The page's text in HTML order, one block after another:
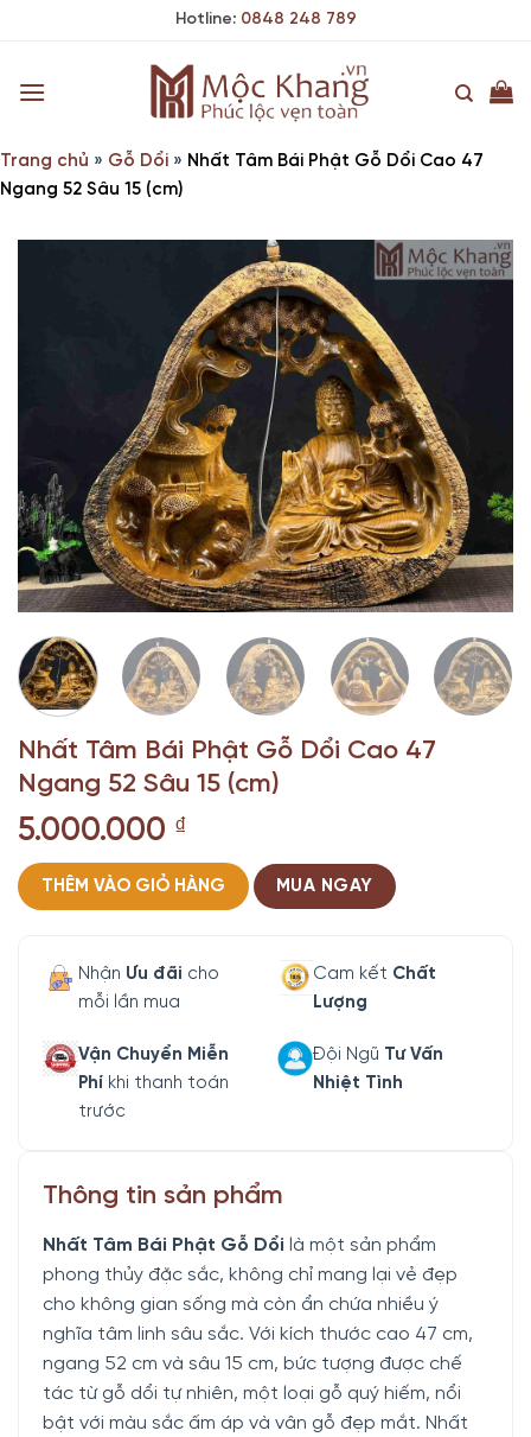
Hotline: 0848 248 789
Trang chủ » Gỗ Dổi » Nhất Tâm Bái Phật Gỗ Dổi Cao 47
Ngang 52 Sâu 15 (cm)
Nhất Tâm Bái Phật Gỗ Dổi Cao 47
Ngang 52 Sâu 15 (cm)
5.000.000 ₫
THÊM VÀO GIỎ HÀNG MUA NGAY
Nhận Ưu đãi cho
mỗi lần mua
Cam kết Chất
Lượng
Vận Chuyển Miễn
Phí khi thanh toán
trước
Đội Ngũ Tư Vấn
Nhiệt Tình
Thông tin sản phẩm
Nhất Tâm Bái Phật Gỗ Dổi là một sản phẩm
phong thủy đặc sắc, không chỉ mang lại vẻ đẹp
cho không gian sống mà còn ẩn chứa nhiều ý
nghĩa tâm linh sâu sắc. Với kích thước cao 47 cm,
ngang 52 cm và sâu 15 cm, bức tượng được chế
tác từ gỗ dổi tự nhiên, một loại gỗ quý hiếm, nổi
bật với màu sắc ấm áp và vân gỗ đẹp mắt. Nhất